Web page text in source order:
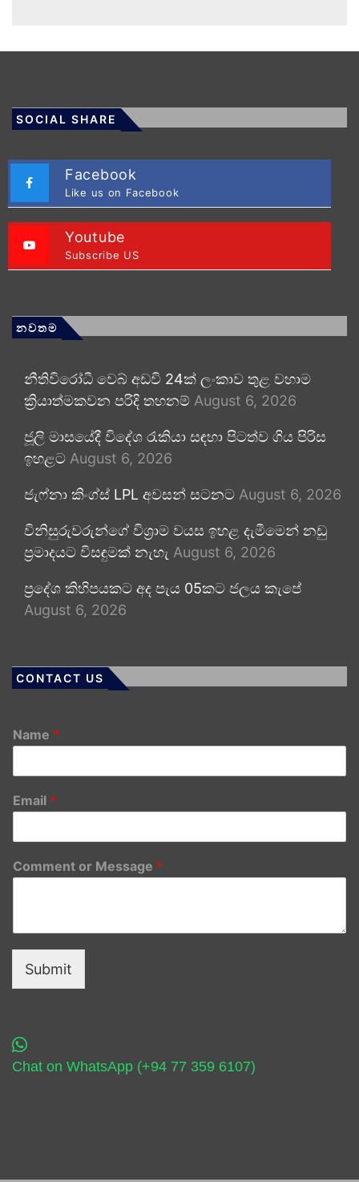
SOCIAL SHARE
Facebook
Like us on Facebook
Youtube
Subscribe US
නවතම
නීතිවිරෝධී වෙබ් අඩවි 24ක් ලංකාව තුළ වහාම
ක්‍රියාත්මකවන පරිදි තහනම් August 6, 2026
ජූලි මාසයේදී විදේශ රැකියා සඳහා පිටත්ව ගිය පිරිස
ඉහළට August 6, 2026
ජැෆ්නා කිංග්ස් LPL අවසන් සටනට August 6, 2026
විනිසුරුවරුන්ගේ විශ්‍රාම වයස ඉහළ දැමීමෙන් නඩු
ප්‍රමාදයට විසඳුමක් නැහැ August 6, 2026
ප්‍රදේශ කිහිපයකට අද පැය 05කට ජලය කැපේ
August 6, 2026
CONTACT US
Name *
Email *
Comment or Message *
Submit
Chat on WhatsApp (+94 77 359 6107)